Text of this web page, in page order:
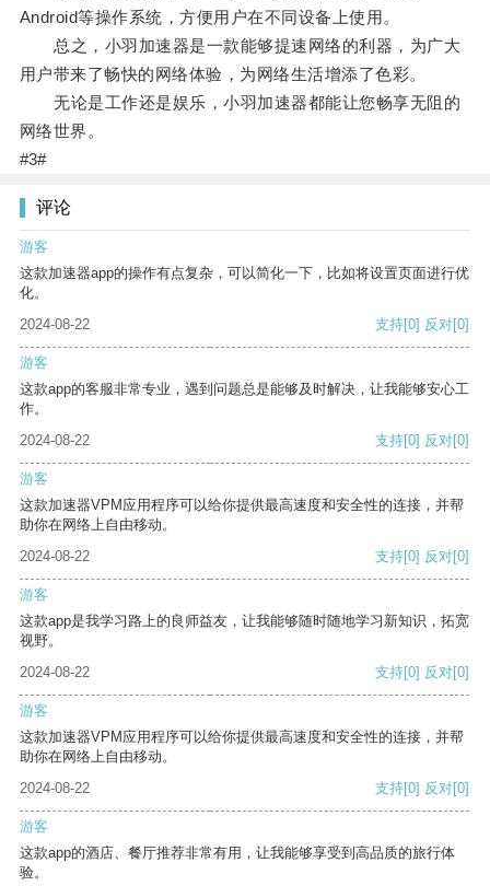
Android等操作系统，方便用户在不同设备上使用。
总之，小羽加速器是一款能够提速网络的利器，为广大
用户带来了畅快的网络体验，为网络生活增添了色彩。
无论是工作还是娱乐，小羽加速器都能让您畅享无阻的
网络世界。
#3#
评论
游客
这款加速器app的操作有点复杂，可以简化一下，比如将设置页面进行优
化。
2024-08-22
支持[0] 反对[0]
游客
这款app的客服非常专业，遇到问题总是能够及时解决，让我能够安心工
作。
2024-08-22
支持[0] 反对[0]
游客
这款加速器VPM应用程序可以给你提供最高速度和安全性的连接，并帮
助你在网络上自由移动。
2024-08-22
支持[0] 反对[0]
游客
这款app是我学习路上的良师益友，让我能够随时随地学习新知识，拓宽
视野。
2024-08-22
支持[0] 反对[0]
游客
这款加速器VPM应用程序可以给你提供最高速度和安全性的连接，并帮
助你在网络上自由移动。
2024-08-22
支持[0] 反对[0]
游客
这款app的酒店、餐厅推荐非常有用，让我能够享受到高品质的旅行体
验。